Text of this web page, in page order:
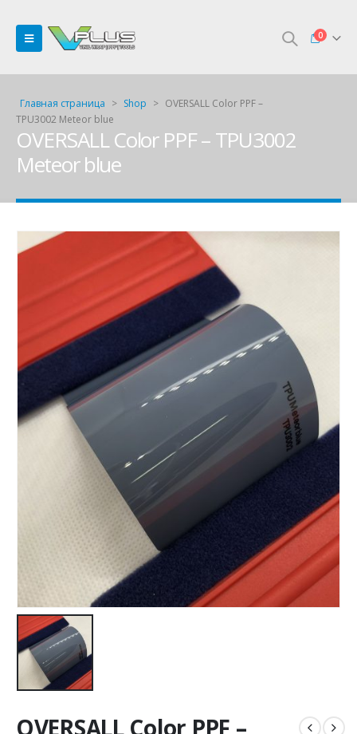
0
Главная страница > Shop > OVERSALL Color PPF –
TPU3002 Meteor blue
OVERSALL Color PPF – TPU3002
Meteor blue
OVERSALL Color PPF –